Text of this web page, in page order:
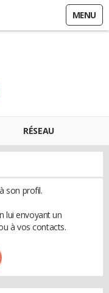
MENU
RÉSEAU
son profil.
lui envoyant un
à vos contacts.